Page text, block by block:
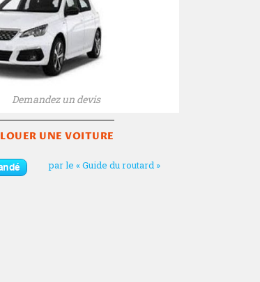
Demandez un devis
LOUER UNE VOITURE
par le « Guide du routard »